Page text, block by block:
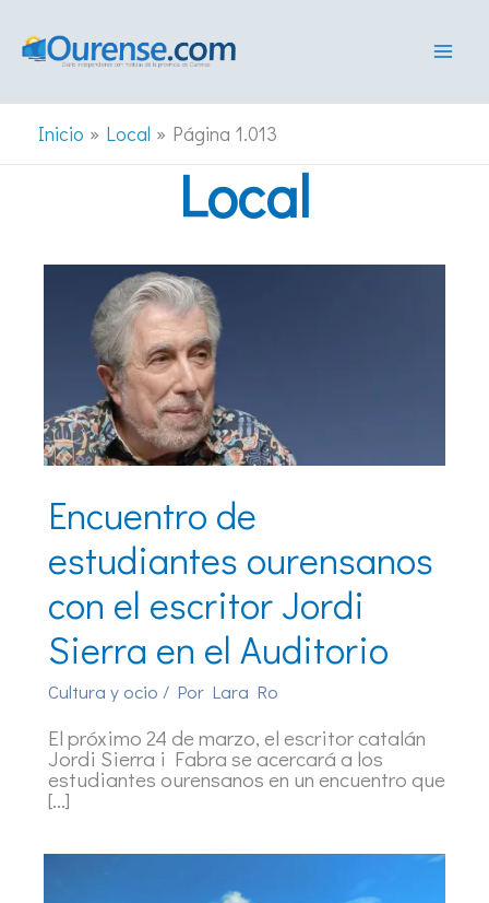
Inicio Local Página 1.013
Local
Encuentro de
estudiantes ourensanos
con el escritor Jordi
Sierra en el Auditorio
Cultura y ocio / Por Lara Ro
El próximo 24 de marzo, el escritor catalán
Jordi Sierra i Fabra se acercará a los
estudiantes ourensanos en un encuentro que
[…]